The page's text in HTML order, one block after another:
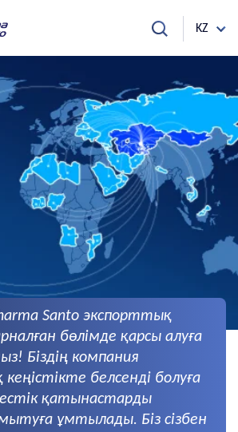
KZ
Santo экспорттық
бөлімде қарсы алуға
Біздің компания
белсенді болуға
қатынастарды
ұмтылады. Біз сізбен